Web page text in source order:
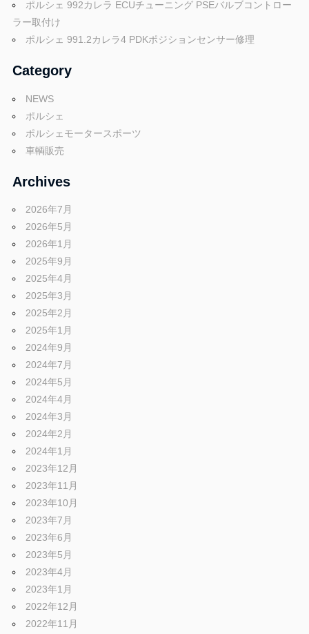
ンポルシェ 992カレラ ECUチューニング PSEバルブコントロー
ラー取付け
ポルシェ 991.2カレラ4 PDKポジションセンサー修理
Category
NEWS
ポルシェ
ポルシェモータースポーツ
車輌販売
Archives
2026年7月
2026年5月
2026年1月
2025年9月
2025年4月
2025年3月
2025年2月
2025年1月
2024年9月
2024年7月
2024年5月
2024年4月
2024年3月
2024年2月
2024年1月
2023年12月
2023年11月
2023年10月
2023年7月
2023年6月
2023年5月
2023年4月
2023年1月
2022年12月
2022年11月